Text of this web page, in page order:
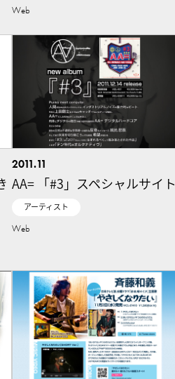
Web
2011.11
AA= 「#3」スペシャルサイト
アーティスト
Web